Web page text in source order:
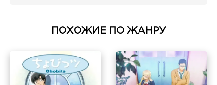
ПОХОЖИЕ ПО ЖАНРУ